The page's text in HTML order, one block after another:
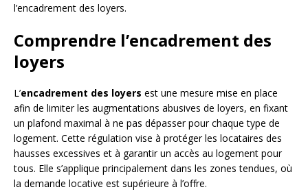
l’encadrement des loyers.
Comprendre l’encadrement des
loyers
L’encadrement des loyers est une mesure mise en place
afin de limiter les augmentations abusives de loyers, en fixant
un plafond maximal à ne pas dépasser pour chaque type de
logement. Cette régulation vise à protéger les locataires des
hausses excessives et à garantir un accès au logement pour
tous. Elle s’applique principalement dans les zones tendues, où
la demande locative est supérieure à l’offre.